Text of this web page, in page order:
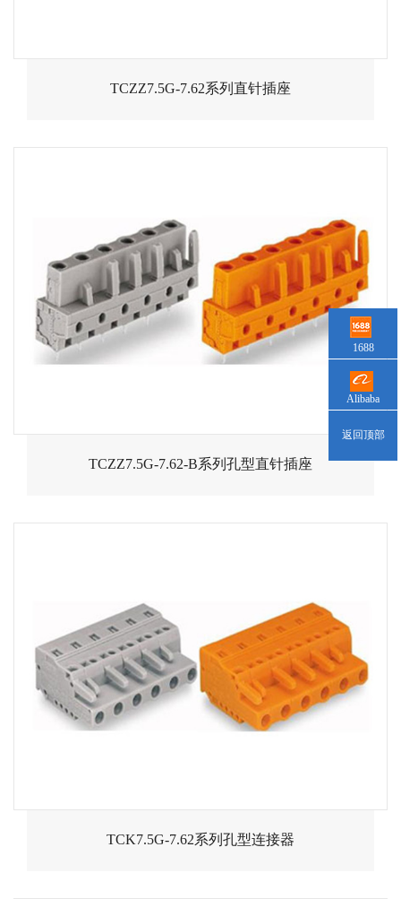
TCZZ7.5G-7.62系列直针插座
TCZZ7.5G-7.62-B系列孔型直针插座
TCK7.5G-7.62系列孔型连接器
1688
Alibaba
返回顶部